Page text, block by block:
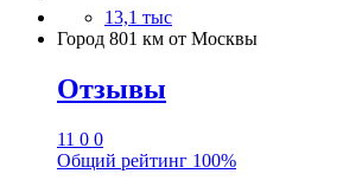
13,1 тыс
Город 801 км от Москвы
Отзывы
11 0 0
Общий рейтинг 100%